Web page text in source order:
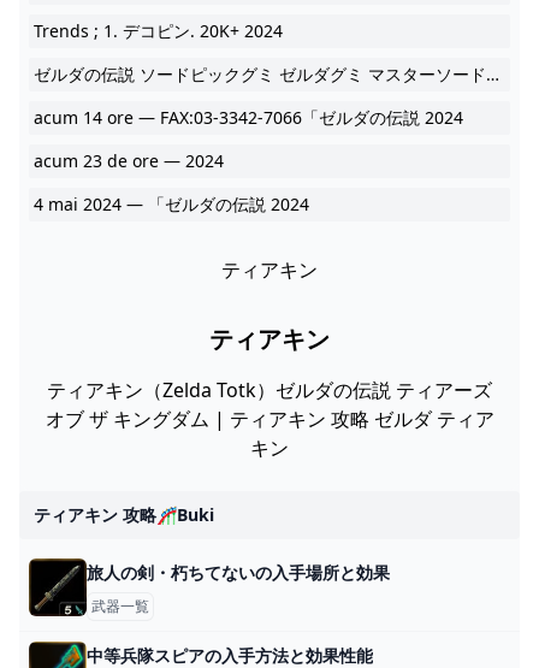
Trends ; 1. デコピン. 20K+ 2024
ゼルダの伝説 ソードピックグミ ゼルダグミ マスターソードセット 特売 2024
acum 14 ore — FAX:03-3342-7066「ゼルダの伝説 2024
acum 23 de ore — 2024
4 mai 2024 — 「ゼルダの伝説 2024
ティアキン
ティアキン
ティアキン（Zelda Totk）ゼルダの伝説 ティアーズ
オブ ザ キングダム | ティアキン 攻略 ゼルダ ティア
キン
ティアキン 攻略🎢buki
旅人の剣・朽ちてないの入手場所と効果
武器一覧
中等兵隊スピアの入手方法と効果性能